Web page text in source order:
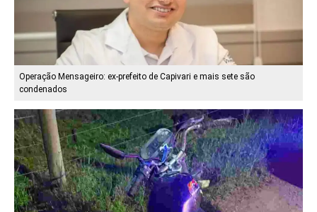
Operação Mensageiro: ex-prefeito de Capivari e mais sete são
condenados